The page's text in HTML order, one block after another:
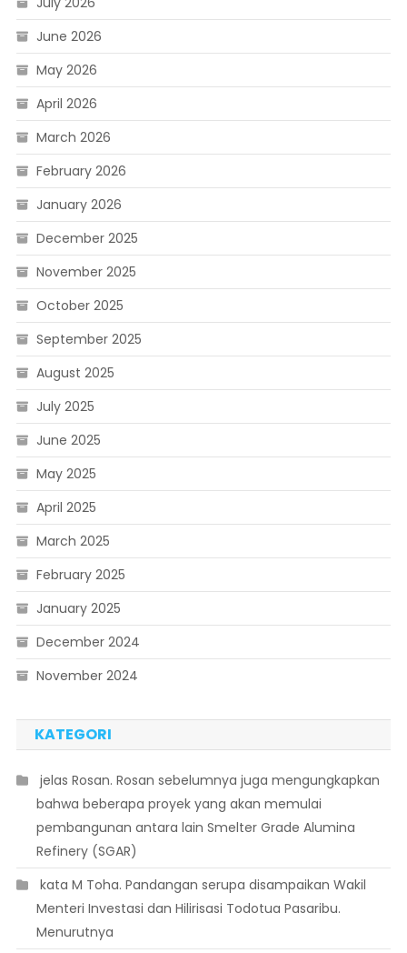
June 2026
May 2026
April 2026
March 2026
February 2026
January 2026
December 2025
November 2025
October 2025
September 2025
August 2025
July 2025
June 2025
May 2025
April 2025
March 2025
February 2025
January 2025
December 2024
November 2024
KATEGORI
 jelas Rosan. Rosan sebelumnya juga mengungkapkan
bahwa beberapa proyek yang akan memulai
pembangunan antara lain Smelter Grade Alumina
Refinery (SGAR)
 kata M Toha. Pandangan serupa disampaikan Wakil
Menteri Investasi dan Hilirisasi Todotua Pasaribu.
Menurutnya